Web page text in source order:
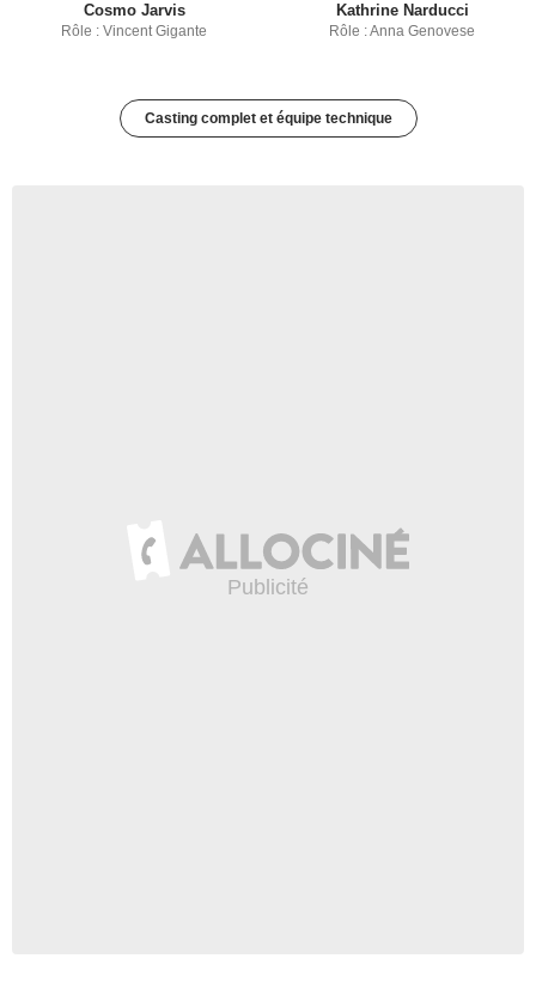
Cosmo Jarvis
Rôle : Vincent Gigante
Kathrine Narducci
Rôle : Anna Genovese
Casting complet et équipe technique